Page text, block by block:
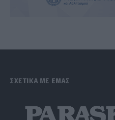
ΣΧΕΤΙΚΑ ΜΕ ΕΜΑΣ